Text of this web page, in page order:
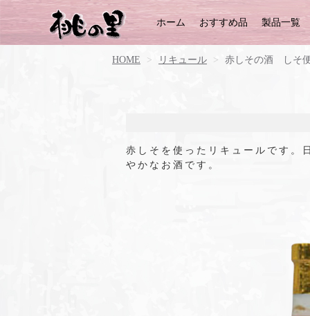
ホーム おすすめ品 製品一覧
HOME リキュール 赤しその酒 しそ
赤しそを使ったリキュールです。
やかなお酒です。